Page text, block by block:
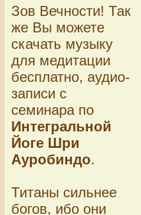
Зов Вечности! Так
же Вы можете
скачать музыку
для медитации
бесплатно, аудио-
записи с
семинара по
Интегральной
Йоге Шри
Ауробиндо.
Титаны сильнее
богов, ибо они